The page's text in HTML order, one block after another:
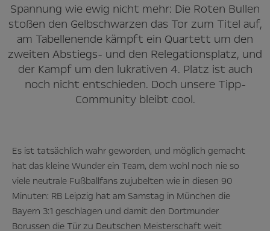
Spannung wie ewig nicht mehr: Die Roten Bullen
stoßen den Gelbschwarzen das Tor zum Titel auf,
am Tabellenende kämpft ein Quartett um den
zweiten Abstiegs- und den Relegationsplatz, und
der Kampf um den lukrativen 4. Platz ist auch
noch nicht entschieden. Doch unsere Tipp-
Community bleibt cool.
Es ist tatsächlich wahr geworden, und möglich gemacht
hat das kleine Wunder ein Team, dem wohl noch nie so
viele neutrale Fußballfans zujubelten wie in diesen 90
Minuten: RB Leipzig hat am Samstag in München die
Bayern 3:1 geschlagen und damit den Dortmunder
Borussen die Tür zu Deutschen Meisterschaft weit